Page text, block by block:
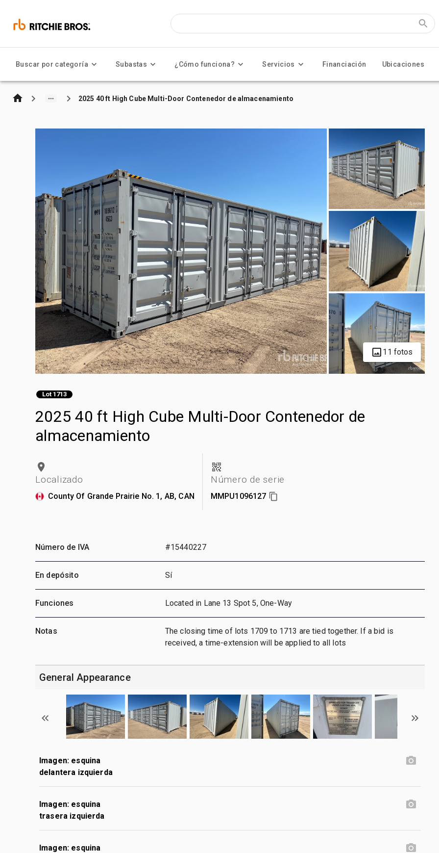
Buscar por categoría Subastas ¿Cómo funciona? Servicios Financiación Ubicaciones
2025 40 ft High Cube Multi-Door Contenedor de almacenamiento
11 fotos
Lot 1713
2025 40 ft High Cube Multi-Door Contenedor de
almacenamiento
Localizado
County Of Grande Prairie No. 1, AB, CAN
Número de serie
MMPU1096127
Número de IVA #15440227
En depósito Sí
Funciones Located in Lane 13 Spot 5, One-Way
Notas
The closing time of lots 1709 to 1713 are tied together. If a bid is
received, a time-extension will be applied to all lots
General Appearance
Imagen: esquina
delantera izquierda
Imagen: esquina
trasera izquierda
Imagen: esquina